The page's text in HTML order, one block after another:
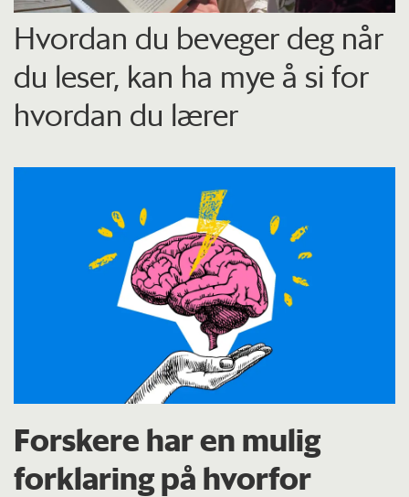
Hvordan du beveger deg når
du leser, kan ha mye å si for
hvordan du lærer
Forskere har en mulig
forklaring på hvorfor